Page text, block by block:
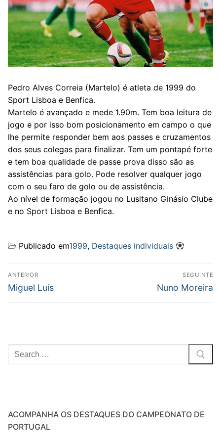
Pedro Alves Correia (Martelo) é atleta de 1999 do
Sport Lisboa e Benfica.
Martelo é avançado e mede 1.90m. Tem boa leitura de
jogo e por isso bom posicionamento em campo o que
lhe permite responder bem aos passes e cruzamentos
dos seus colegas para finalizar. Tem um pontapé forte
e tem boa qualidade de passe prova disso são as
assistências para golo. Pode resolver qualquer jogo
com o seu faro de golo ou de assistência.
Ao nível de formação jogou no Lusitano Ginásio Clube
e no Sport Lisboa e Benfica.
Publicado em1999, Destaques individuais
Navegação
de
ANTERIOR
Previous
Miguel Luís
SEGUINTE
Next
Nuno Moreira
Pesquisar
por:
ACOMPANHA OS DESTAQUES DO CAMPEONATO DE
PORTUGAL